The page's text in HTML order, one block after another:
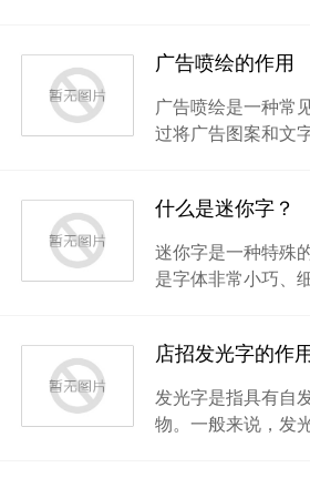
广告喷绘的作用
广告喷绘是一种常
过将广告图案和文
什么是迷你字？
迷你字是一种特殊
是字体非常小巧、
店招发光字的作用
发光字是指具有自
物。一般来说，发